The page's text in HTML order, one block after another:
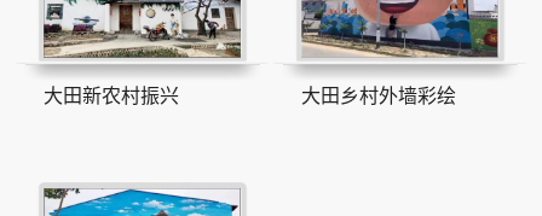
大田新农村振兴 大田乡村外墙彩绘